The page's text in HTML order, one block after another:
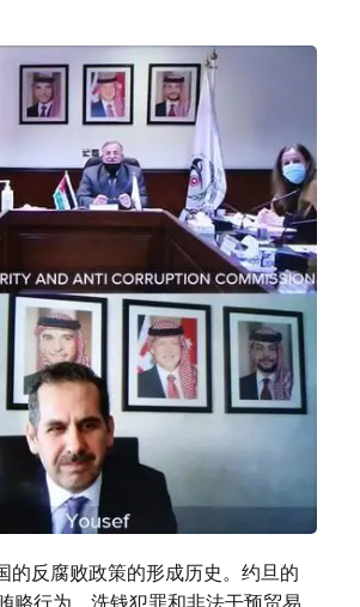
的反腐败政策的形成历史。约旦的
赂行为、洗钱犯罪和非法干预贸易